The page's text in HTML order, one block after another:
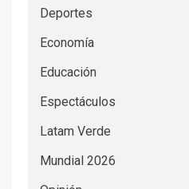
Deportes
Economía
Educación
Espectáculos
Latam Verde
Mundial 2026